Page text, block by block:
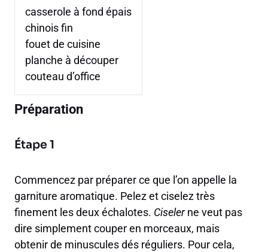
casserole à fond épais
chinois fin
fouet de cuisine
planche à découper
couteau d’office
Préparation
Étape 1
Commencez par préparer ce que l’on appelle la
garniture aromatique. Pelez et ciselez très
finement les deux échalotes. Ciselerne veut pas
dire simplement couper en morceaux, mais
obtenir de minuscules dés réguliers. Pour cela,